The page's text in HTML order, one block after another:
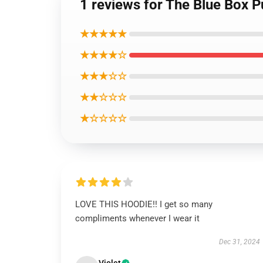
1 reviews for The Blue Box
★★★★★
★★★★☆
★★★☆☆
★★☆☆☆
★☆☆☆☆
LOVE THIS HOODIE!! I get so many
compliments whenever I wear it
Dec 31, 2024